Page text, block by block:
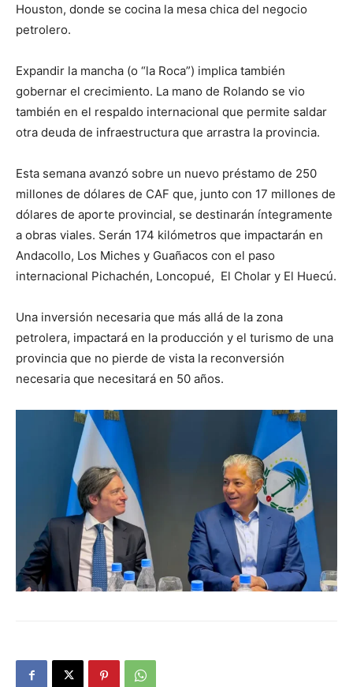
Houston, donde se cocina la mesa chica del negocio
petrolero.
Expandir la mancha (o “la Roca”) implica también
gobernar el crecimiento. La mano de Rolando se vio
también en el respaldo internacional que permite saldar
otra deuda de infraestructura que arrastra la provincia.
Esta semana avanzó sobre un nuevo préstamo de 250
millones de dólares de CAF que, junto con 17 millones de
dólares de aporte provincial, se destinarán íntegramente
a obras viales. Serán 174 kilómetros que impactarán en
Andacollo, Los Miches y Guañacos con el paso
internacional Pichachén, Loncopué, El Cholar y El Huecú.
Una inversión necesaria que más allá de la zona
petrolera, impactará en la producción y el turismo de una
provincia que no pierde de vista la reconversión
necesaria que necesitará en 50 años.